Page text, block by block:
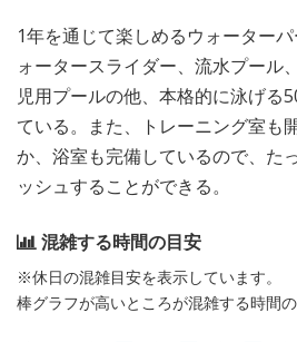
1年を通じて楽しめるウォーター
ォータースライダー、流水プール
児用プールの他、本格的に泳げる
ている。また、トレーニング室も
か、浴室も完備しているので、た
ッシュすることができる。
混雑する時間の目安
※休日の混雑目安を表示しています。
棒グラフが高いところが混雑する時間の